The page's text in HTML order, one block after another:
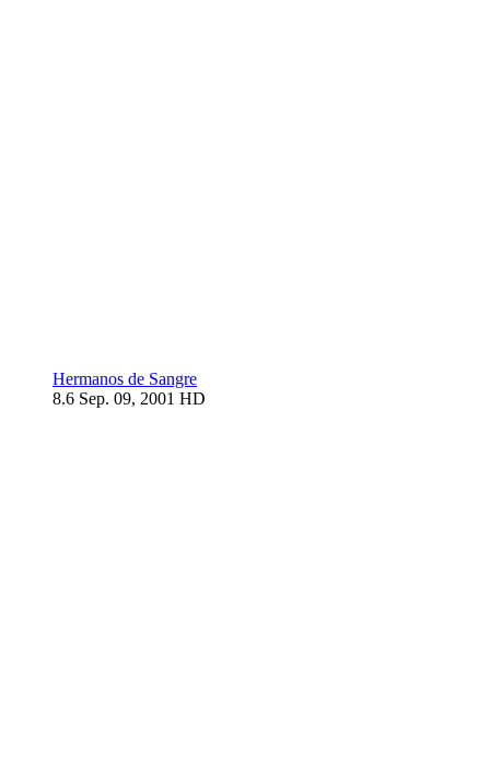
Hermanos de Sangre
8.6 Sep. 09, 2001 HD